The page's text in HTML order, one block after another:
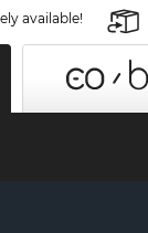
available!